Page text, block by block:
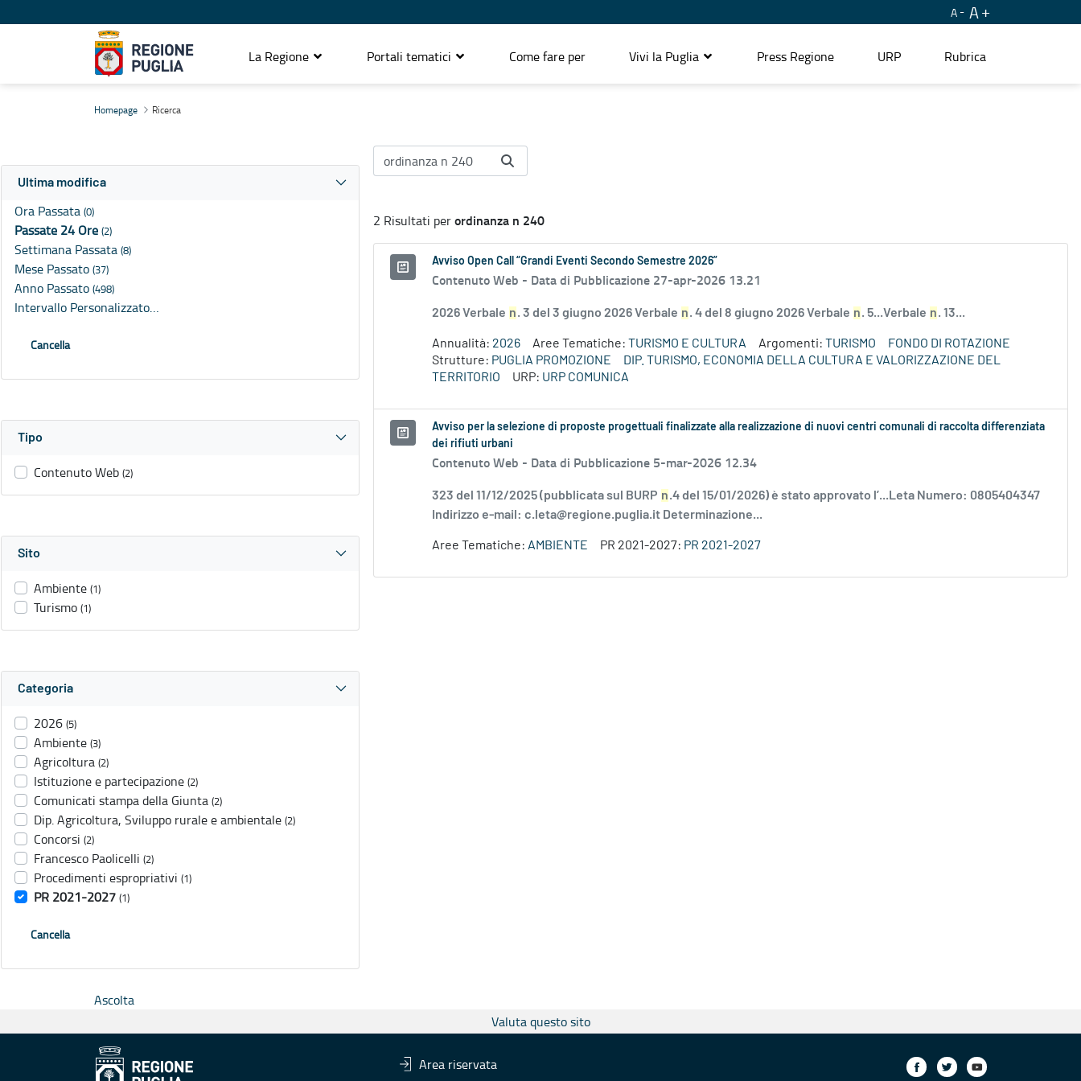
A A
La Regione Portali tematici Come fare per Vivi la Puglia Press Regione URP Rubrica
Homepage Ricerca
Ultima modifica
Ora Passata (0)
Passate 24 Ore (2)
Settimana Passata (8)
Mese Passato (37)
Anno Passato (498)
Intervallo Personalizzato…
Cancella
Tipo
Contenuto Web (2)
Sito
Ambiente (1)
Turismo (1)
Categoria
2026 (5)
Ambiente (3)
Agricoltura (2)
Istituzione e partecipazione (2)
Comunicati stampa della Giunta (2)
Dip. Agricoltura, Sviluppo rurale e ambientale (2)
Concorsi (2)
Francesco Paolicelli (2)
Procedimenti espropriativi (1)
PR 2021-2027 (1)
Cancella
2 Risultati perordinanza n 240
Avviso Open Call “Grandi Eventi Secondo Semestre 2026”
Contenuto Web - Data di Pubblicazione 27-apr-2026 13.21
2026 Verbale n. 3 del 3 giugno 2026 Verbale n. 4 del 8 giugno 2026 Verbale n. 5...Verbale n. 13...
Annualità: 2026 Aree Tematiche: TURISMO E CULTURA Argomenti: TURISMO
FONDO DI ROTAZIONE
Strutture: PUGLIA PROMOZIONE
DIP. TURISMO, ECONOMIA DELLA CULTURA E VALORIZZAZIONE DEL
TERRITORIO
URP: URP COMUNICA
Avviso per la selezione di proposte progettuali finalizzate alla realizzazione di nuovi centri comunali di raccolta differenziata
dei rifiuti urbani
Contenuto Web - Data di Pubblicazione 5-mar-2026 12.34
323 del 11/12/2025 (pubblicata sul BURP n.4 del 15/01/2026) è stato approvato l’...Leta Numero: 0805404347
Indirizzo e-mail: c.leta@regione.puglia.it Determinazione...
Aree Tematiche: AMBIENTE PR 2021-2027: PR 2021-2027
Ascolta
Valuta questo sito
Area riservata